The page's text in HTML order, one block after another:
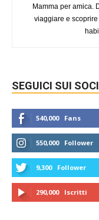
Mamma per amica.
viaggiare e
SEGUICI SUI
540,000 Fans
550,000 Follower
9,300 Follower
290,000 Iscritti